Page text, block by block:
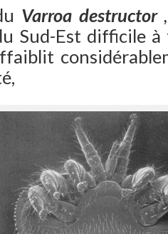
Varroa destructor,
Sud-Est difficile